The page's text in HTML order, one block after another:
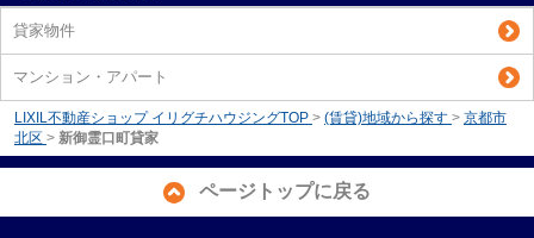
貸家物件
マンション・アパート
LIXIL不動産ショップ イリグチハウジングTOP > (賃貸)地域から探す > 京都市
北区 > 新御霊口町貸家
ページトップに戻る